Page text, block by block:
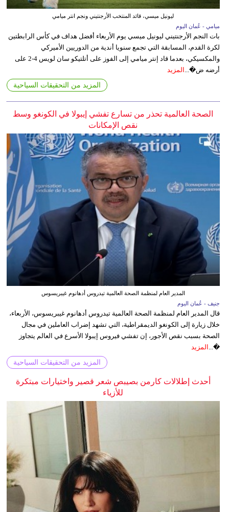
ليونيل ميسي، قائد المنتخب الأرجنتيني ونجم انتر ميامي
ميامي - عُمان اليوم
بات النجم الأرجنتيني ليونيل ميسي يوم الأربعاء أفضل هداف في كأس الرابطتين
لكرة القدم، المسابقة التي تجمع سنويا أندية من الدوريين الأميركي
والمكسيكي، بعدما قاد إنتر ميامي إلى الفوز على أتلتيكو سان لويس 4-2 على
أرضه ض�... المزيد
المزيد من التحقيقات السياحية
الصحة العالمية تحذر من تسارع تفشي إيبولا في الكونغو وسط
نقص الإمكانات
المدير العام لمنظمة الصحة العالمية تيدروس أدهانوم غيبريسوس
جنيف - عُمان اليوم
قال المدير العام لمنظمة الصحة العالمية تيدروس أدهانوم غيبريسوس، الأربعاء،
خلال زيارة إلى الكونغو الديمقراطية، التي تشهد إضراب العاملين في مجال
الصحة بسبب نقص الأجور، إن تفشي فيروس إيبولا الأسرع في العالم يتجاوز
�... المزيد
المزيد من التحقيقات السياحية
أحدث إطلالات كارمن بصيبص شعر قصير واختيارات مبتكرة
للأزياء